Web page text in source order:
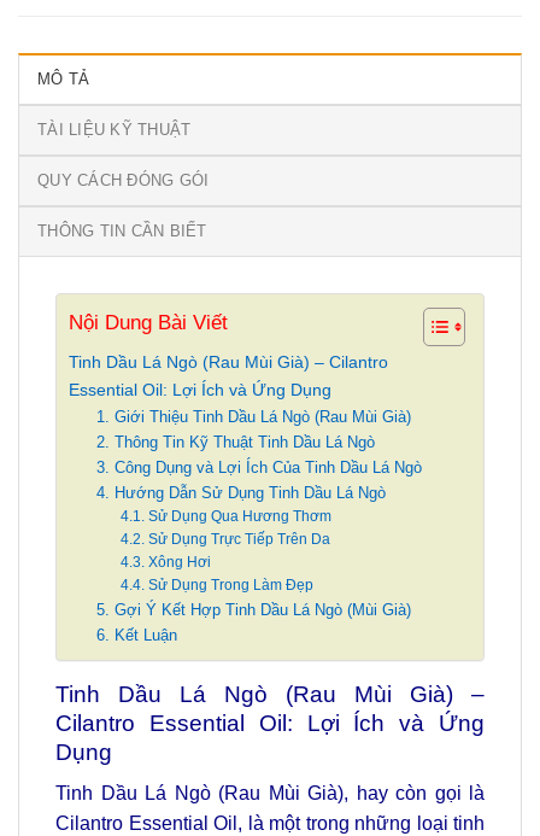
MÔ TẢ
TÀI LIỆU KỸ THUẬT
QUY CÁCH ĐÓNG GÓI
THÔNG TIN CẦN BIẾT
Nội Dung Bài Viết
Tinh Dầu Lá Ngò (Rau Mùi Già) – Cilantro
Essential Oil: Lợi Ích và Ứng Dụng
1. Giới Thiệu Tinh Dầu Lá Ngò (Rau Mùi Già)
2. Thông Tin Kỹ Thuật Tinh Dầu Lá Ngò
3. Công Dụng và Lợi Ích Của Tinh Dầu Lá Ngò
4. Hướng Dẫn Sử Dụng Tinh Dầu Lá Ngò
4.1. Sử Dụng Qua Hương Thơm
4.2. Sử Dụng Trực Tiếp Trên Da
4.3. Xông Hơi
4.4. Sử Dụng Trong Làm Đẹp
5. Gợi Ý Kết Hợp Tinh Dầu Lá Ngò (Mùi Già)
6. Kết Luận
Tinh Dầu Lá Ngò (Rau Mùi Già) –
Cilantro Essential Oil: Lợi Ích và Ứng
Dụng
Tinh Dầu Lá Ngò (Rau Mùi Già), hay còn gọi là
Cilantro Essential Oil, là một trong những loại tinh